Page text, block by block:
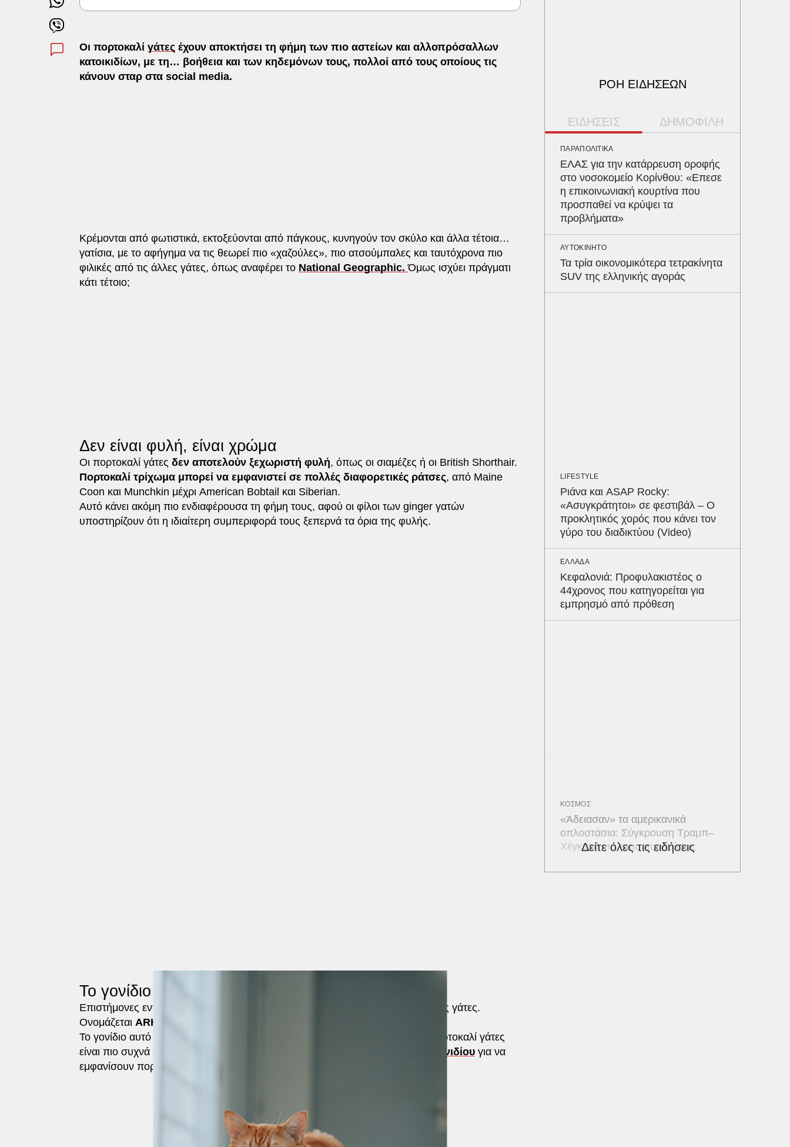
Οι πορτοκαλί γάτες έχουν αποκτήσει τη φήμη των πιο αστείων και αλλοπρόσαλλων
κατοικιδίων, με τη… βοήθεια και των κηδεμόνων τους, πολλοί από τους οποίους τις
κάνουν σταρ στα social media.
Κρέμονται από φωτιστικά, εκτοξεύονται από πάγκους, κυνηγούν τον σκύλο και άλλα τέτοια…
γατίσια, με το αφήγημα να τις θεωρεί πιο «χαζούλες», πιο ατσούμπαλες και ταυτόχρονα πιο
φιλικές από τις άλλες γάτες, όπως αναφέρει το National Geographic.Όμως ισχύει πράγματι
κάτι τέτοιο;
Δεν είναι φυλή, είναι χρώμα
Οι πορτοκαλί γάτες δεν αποτελούν ξεχωριστή φυλή, όπως οι σιαμέζες ή οι British Shorthair.
Πορτοκαλί τρίχωμα μπορεί να εμφανιστεί σε πολλές διαφορετικές ράτσες, από Maine
Coon και Munchkin μέχρι American Bobtail και Siberian.
Αυτό κάνει ακόμη πιο ενδιαφέρουσα τη φήμη τους, αφού οι φίλοι των ginger γατών
υποστηρίζουν ότι η ιδιαίτερη συμπεριφορά τους ξεπερνά τα όρια της φυλής.
Το γονίδιο του πορτοκαλί χρώματος
Eπιστήμονες εντόπισαν το γονίδιο που ευθύνεται για το πορτοκαλί τρίχωμα στις γάτες.
Ονομάζεται ARHGAP36.
Το γονίδιο αυτό συνδέεται με το χρωμόσωμα Χ, γεγονός που εξηγεί γιατί οι πορτοκαλί γάτες
είναι πιο συχνά αρσενικές. Τα αρσενικά χρειάζονται μόνο ένα αντίγραφο του
γονιδίου για να
εμφανίσουν πορτοκαλί χρώμα, ενώ τα θηλυκά χρειάζονται δύο.
ΡΟΗ ΕΙΔΗΣΕΩΝ
ΕΙΔΗΣΕΙΣ ΔΗΜΟΦΙΛΗ
ΠΑΡΑΠΟΛΙΤΙΚΑ
ΕΛΑΣ για την κατάρρευση οροφής
στο νοσοκομείο Κορίνθου: «Επεσε
η επικοινωνιακή κουρτίνα που
προσπαθεί να κρύψει τα
προβλήματα»
ΑΥΤΟΚΙΝΗΤΟ
Τα τρία οικονομικότερα τετρακίνητα
SUV της ελληνικής αγοράς
LIFESTYLE
Ριάνα και ASAP Rocky:
«Ασυγκράτητοι» σε φεστιβάλ – Ο
προκλητικός χορός που κάνει τον
γύρο του διαδικτύου (Video)
ΕΛΛΑΔΑ
Κεφαλονιά: Προφυλακιστέος ο
44χρονος που κατηγορείται για
εμπρησμό από πρόθεση
ΚΟΣΜΟΣ
«Άδειασαν» τα αμερικανικά
οπλοστάσια: Σύγκρουση Τραμπ–
Χέγκσεθ για τους πυραύλους
Δείτε όλες τις ειδήσεις